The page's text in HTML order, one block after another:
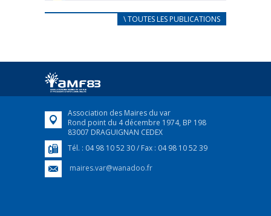
CARNET D’ACCUEIL
Afin d’accompagner au mieux les réfugiés
FEUILLETER
\ TOUTES LES PUBLICATIONS
Association des Maires du var
Rond point du 4 décembre 1974, BP 198
83007 DRAGUIGNAN CEDEX
Tél. : 04 98 10 52 30 / Fax : 04 98 10 52 39
maires.var@wanadoo.fr